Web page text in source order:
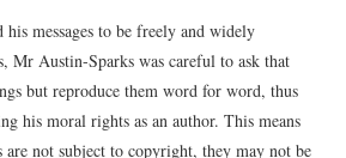
messages to be freely and widely
Mr Austin-Sparks was careful to ask that
but reproduce them word for word, thus
his moral rights as an author. This means
are not subject to copyright, they may not be